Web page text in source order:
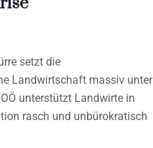
setzt die
Landwirtschaft massiv unter
unterstützt Landwirte in
rasch und unbürokratisch